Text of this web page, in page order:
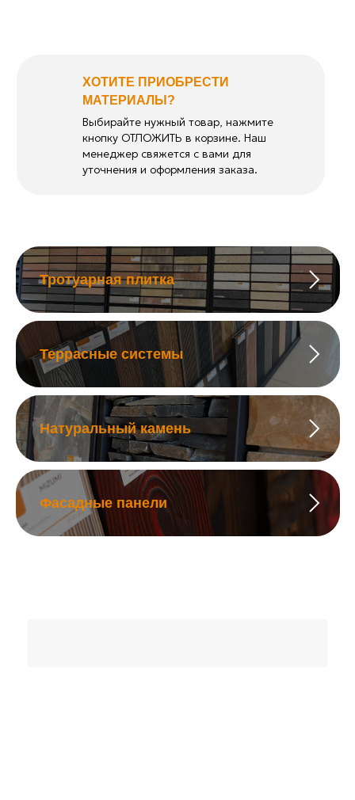
Выбирайте нужный товар, нажмите
кнопку ОТЛОЖИТЬ в корзине. Наш
менеджер свяжется с вами для
уточнения и оформления заказа.
ХОТИТЕ ПРИОБРЕСТИ
МАТЕРИАЛЫ?
Тротуарная плитка
Террасные системы
Натуральный камень
Фасадные панели